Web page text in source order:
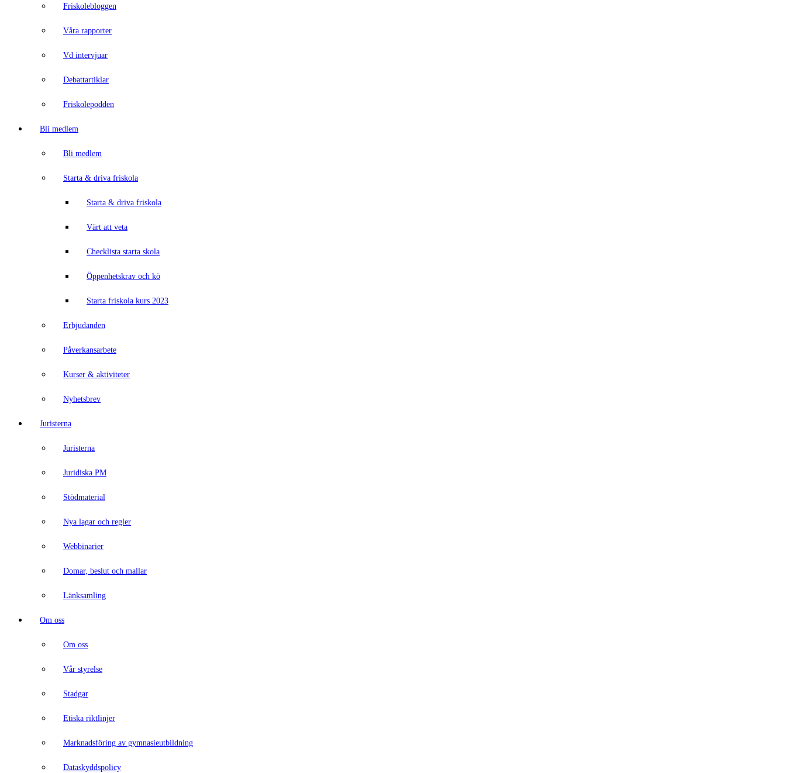
Friskolebloggen
Våra rapporter
Vd intervjuar
Debattartiklar
Friskolepodden
Bli medlem
Bli medlem
Starta & driva friskola
Starta & driva friskola
Värt att veta
Checklista starta skola
Öppenhetskrav och kö
Starta friskola kurs 2023
Erbjudanden
Påverkansarbete
Kurser & aktiviteter
Nyhetsbrev
Juristerna
Juristerna
Juridiska PM
Stödmaterial
Nya lagar och regler
Webbinarier
Domar, beslut och mallar
Länksamling
Om oss
Om oss
Vår styrelse
Stadgar
Etiska riktlinjer
Marknadsföring av gymnasieutbildning
Dataskyddspolicy